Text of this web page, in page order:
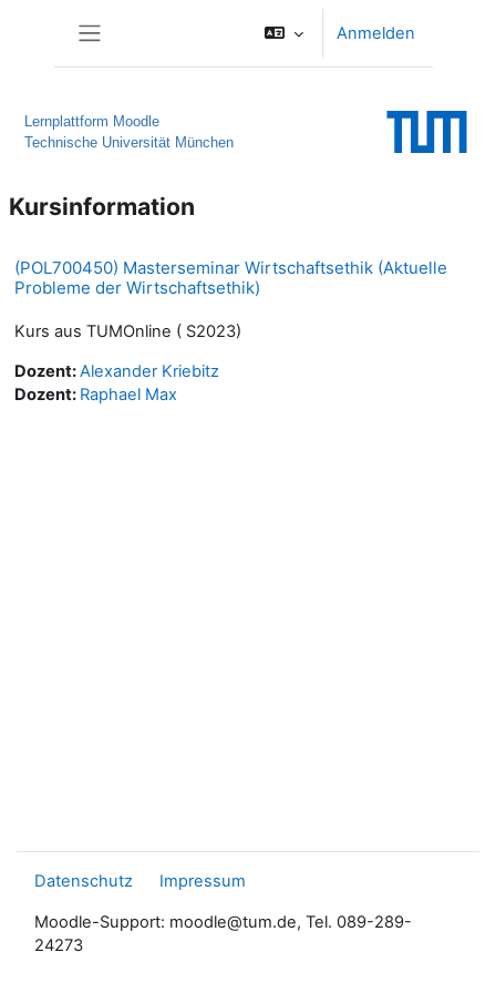
Anmelden
Lernplattform Moodle
Technische Universität München
Kursinformation
(POL700450) Masterseminar Wirtschaftsethik (Aktuelle
Probleme der Wirtschaftsethik)
Kurs aus TUMOnline ( S2023)
Dozent:Alexander Kriebitz
Dozent: Raphael Max
Datenschutz Impressum
Moodle-Support: moodle@tum.de, Tel. 089-289-
24273